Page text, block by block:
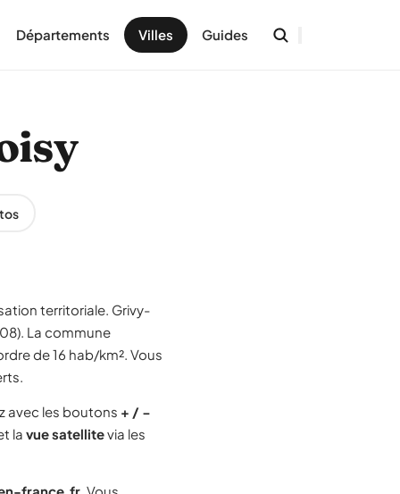
Départements Villes Guides
territoriale. Grivy-
La commune
de 16 hab/km². Vous
avec les boutons + / −
la vue satellitevia les